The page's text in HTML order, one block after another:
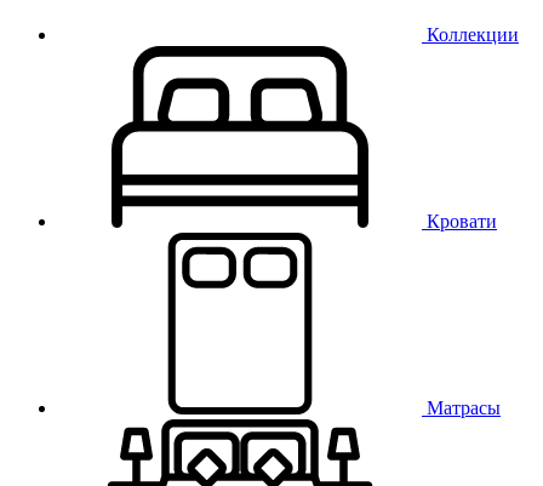
Коллекции
Кровати
Матрасы